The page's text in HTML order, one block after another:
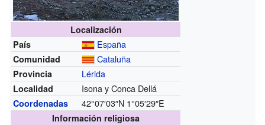
Localización
País
España
Comunidad Cataluña
Provincia Lérida
Localidad Isona y Conca Dellá
Coordenadas 42°07′03″N 1°05′29″E
Información religiosa